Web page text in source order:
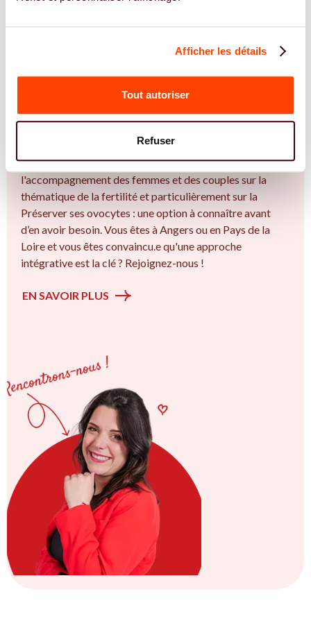
Afficher les détails
Tout autoriser
Refuser
REJOIGNEZ NOS EXPERT.E.S
Vous êtes Gynécologue expert.e.s en
congélation d'ovocytes ?
Vous êtes Gynécologue spécialiste dans dans
l'accompagnement des femmes et des couples sur la
thématique de la fertilité et particulièrement sur la
Préserver ses ovocytes : une option à connaître avant
d’en avoir besoin. Vous êtes à Angers ou en Pays de la
Loire et vous êtes convaincu.e qu'une approche
intégrative est la clé ? Rejoignez-nous !
EN SAVOIR PLUS